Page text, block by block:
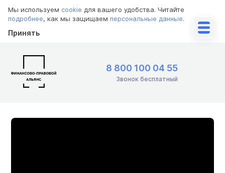
Мы используем cookie для вашего удобства. Читайте
подробнее, как мы защищаем персональные данные.
Принять
8 800 100 04 55
Звонок бесплатный